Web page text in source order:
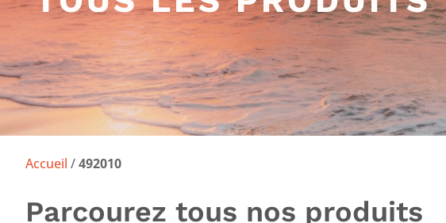
Accueil /492010
Parcourez tous nos produits